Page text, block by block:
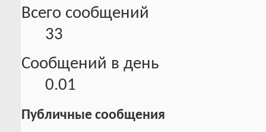
Всего сообщений
33
Сообщений в день
0.01
Публичные сообщения